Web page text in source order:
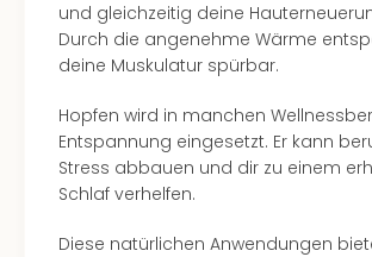
und gleichzeitig deine
Durch die angenehme Wärme
deine Muskulatur spürbar.
Hopfen wird in manchen
Entspannung eingesetzt. Er kann
Stress abbauen und dir zu einem
Schlaf verhelfen.
Diese natürlichen Anwendungen